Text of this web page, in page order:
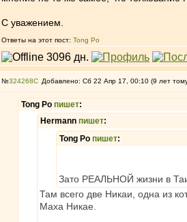
С уважением.
Ответы на этот пост: Tong Po
№324268 Добавлено: Сб 22 Апр 17, 00:10 (9 лет
Tong Po пишет:
Hermann пишет:
Tong Po пишет:
Зато РЕАЛЬНОЙ жизни в
Там всего две Никаи, одна из
Маха Никае.